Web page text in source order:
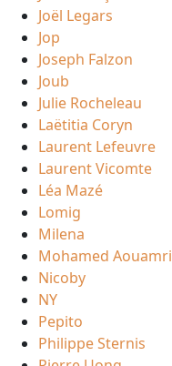
Joël Legars
Jop
Joseph Falzon
Joub
Julie Rocheleau
Laëtitia Coryn
Laurent Lefeuvre
Laurent Vicomte
Léa Mazé
Lomig
Milena
Mohamed Aouamri
Nicoby
NY
Pepito
Philippe Sternis